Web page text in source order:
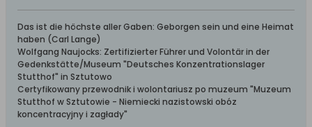
Das ist die höchste aller Gaben: Geborgen sein und eine Heimat
haben (Carl Lange)
Wolfgang Naujocks: Zertifizierter Führer und Volontär in der
Gedenkstätte/Museum "Deutsches Konzentrationslager
Stutthof" in Sztutowo
Certyfikowany przewodnik i wolontariusz po muzeum "Muzeum
Stutthof w Sztutowie - Niemiecki nazistowski obóz
koncentracyjny i zagłady"